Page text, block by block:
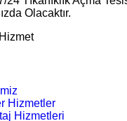
Olacaktır.
Hizmetler
Hizmetleri